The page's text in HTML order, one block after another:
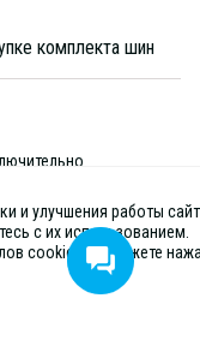
комплекта шин
Статьи 437 (2) ГК
и улучшения работы
с их использованием.
cookies вы можете